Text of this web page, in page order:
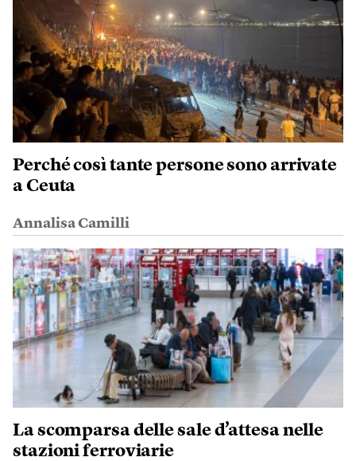
Perché così tante persone sono arrivate
a Ceuta
Annalisa Camilli
La scomparsa delle sale d’attesa nelle
stazioni ferroviarie